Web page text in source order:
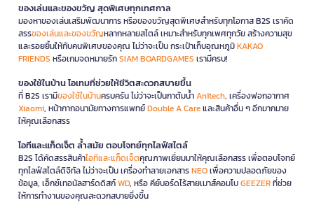
ของเล่นและของขวัญ สุดพิเศษทุกเทศกาล
มองหาของเล่นเสริมพัฒนาการ หรือของขวัญสุดพิเศษสำหรับทุกโอกาส B2S เราคัด
สรรของเล่นและของขวัญหลากหลายสไตล์ เหมาะสำหรับทุกเพศทุกวัย สร้างความสุข
และรอยยิ้มให้กับคนพิเศษของคุณ ไม่ว่าจะเป็น กระเป๋าเก็บอุณหภูมิKAKAO
FRIENDS หรือเกมจดหมายรักSIAM BOARDGAMES เรามีครบ!
ของใช้ในบ้าน ไอเทมที่ช่วยให้ชีวิตสะดวกสบายขึ้น
ที่ B2S เรามีของใช้ในบ้านครบครัน ไม่ว่าจะเป็นกาต้มน้ำAnitech, เครื่องฟอกอากาศ
Xiaomi, หน้ากากอนามัยทางการแพทย์Double A Careและสินค้าอื่น ๆ อีกมากมาย
ให้คุณเลือกสรร
ไอทีและแก็ดเจ็ต ล้ำสมัย ตอบโจทย์ทุกไลฟ์สไตล์
B2S ได้คัดสรรสินค้าไอทีและแก็ดเจ็ตคุณภาพเยี่ยมมาให้คุณเลือกสรร เพื่อตอบโจทย์
ทุกไลฟ์สไตล์ดิจิทัล ไม่ว่าจะเป็น เครื่องทำลายเอกสารNEOเพื่อความปลอดภัยของ
ข้อมูล, เอ็กซ์เทอนัลฮาร์ดดิสก์WD, หรือ คีย์บอร์ดไร้สายเมาส์คอมโบGEEZERที่ช่วย
ให้การทำงานของคุณสะดวกสบายยิ่งขึ้น